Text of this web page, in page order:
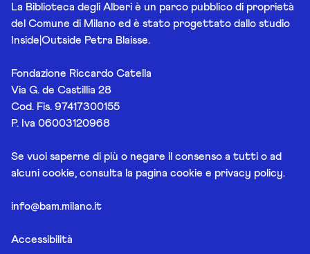
La Biblioteca degli Alberi è un parco pubblico di proprietà
del Comune di Milano ed è stato progettato dallo studio
Inside|Outside Petra Blaisse.
Fondazione Riccardo Catella
Via G. de Castillia 28
Cod. Fis. 97417300155
P. Iva 06003120968
Se vuoi saperne di più o negare il consenso a tutti o ad
alcuni cookie, consulta la pagina cookie e privacy policy.
info@bam.milano.it
Accessibilità